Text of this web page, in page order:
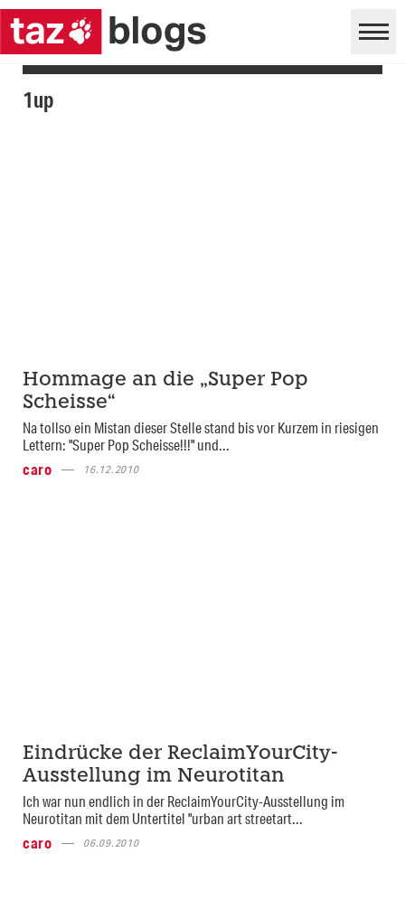
1up
Hommage an die „Super Pop
Scheisse“
Na tollso ein Mistan dieser Stelle stand bis vor Kurzem in riesigen
Lettern: "Super Pop Scheisse!!!" und...
caro
16.12.2010
Eindrücke der ReclaimYourCity-
Ausstellung im Neurotitan
Ich war nun endlich in der ReclaimYourCity-Ausstellung im
Neurotitan mit dem Untertitel "urban art streetart...
caro
06.09.2010